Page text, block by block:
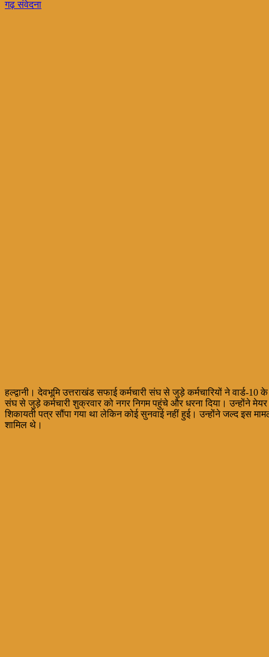
गढ़ संवेदना
हल्द्वानी। देवभूमि उत्तराखंड सफाई कर्मचारी संघ से जुड़े कर्मचारियों ने वार्ड-10
संघ से जुड़े कर्मचारी शुक्रवार को नगर निगम पहुंचे और धरना दिया। उन्होंने
शिकायती पत्र सौंपा गया था लेकिन कोई सुनवाई नहीं हुई। उन्होंने जल्द इस
शामिल थे।